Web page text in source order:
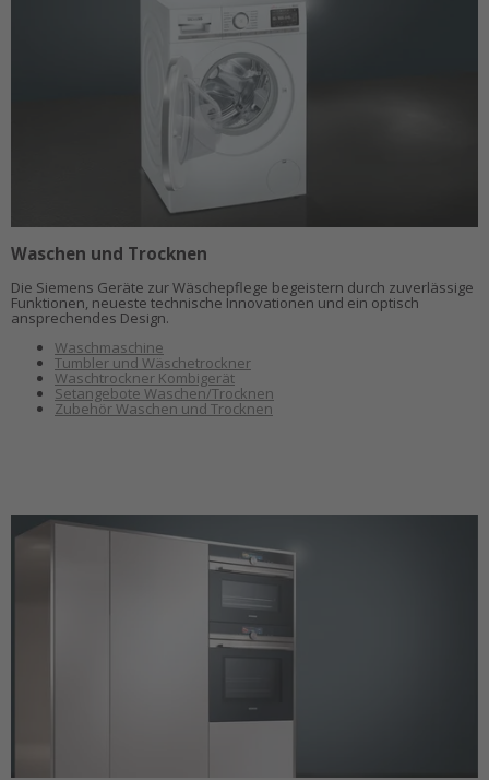
Waschen und Trocknen
Die Siemens Geräte zur Wäschepflege begeistern durch zuverlässige
Funktionen, neueste technische Innovationen und ein optisch
ansprechendes Design.
Waschmaschine
Tumbler und Wäschetrockner
Waschtrockner Kombigerät
Setangebote Waschen/Trocknen
Zubehör Waschen und Trocknen